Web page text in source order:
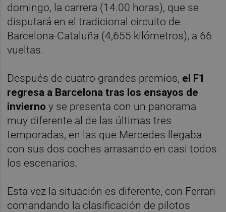
domingo, la carrera (14.00 horas), que se
disputará en el tradicional circuito de
Barcelona-Cataluña (4,655 kilómetros), a 66
vueltas.
Después de cuatro grandes premios, el F1
regresa a Barcelona tras los ensayos de
inviernoy se presenta con un panorama
muy diferente al de las últimas tres
temporadas, en las que Mercedes llegaba
con sus dos coches arrasando en casi todos
los escenarios.
Esta vez la situación es diferente, con Ferrari
comandando la clasificación de pilotos